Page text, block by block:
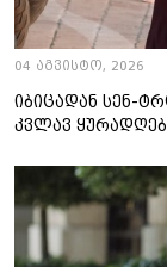
04 აგვისტო, 2026
იბიცადან სენ-
კვლავ